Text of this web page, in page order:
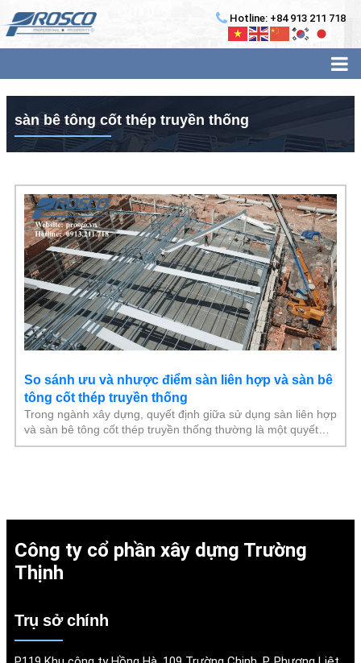
Hotline: +84 913 211 718
sàn bê tông cốt thép truyền thống
So sánh ưu và nhược điểm sàn liên hợp và sàn bê
tông cốt thép truyền thống
Trong ngành xây dựng, quyết định giữa sử dụng sàn liên hợp
và sàn bê tông cốt thép truyền thống thường là một quyết
định quan trọng. Đặc biệt khi
Công ty cổ phần xây dựng Trường
Thịnh
Trụ sở chính